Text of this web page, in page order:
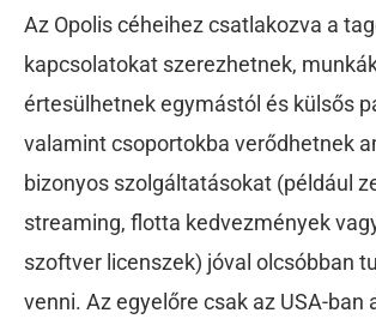
Az Opolis céheihez csatlakozva a
kapcsolatokat szerezhetnek,
értesülhetnek egymástól és külsős
valamint csoportokba verődhetnek
bizonyos szolgáltatásokat (például
streaming, flotta kedvezmények
szoftver licenszek) jóval olcsóbban
venni. Az egyelőre csak az USA-ban